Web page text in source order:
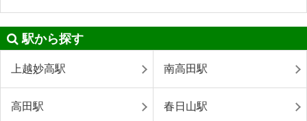
駅から探す
上越妙高駅 南高田駅
高田駅 春日山駅